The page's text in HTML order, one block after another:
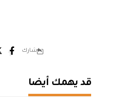
شارك
قد يهمك أيضا